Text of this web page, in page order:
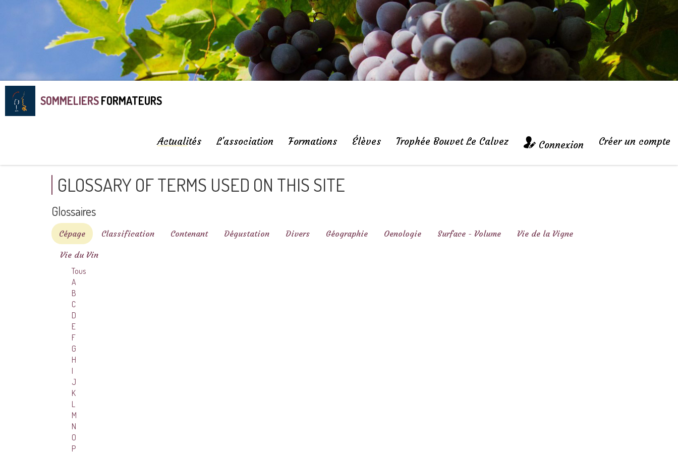
SOMMELIERSFORMATEURS
Actualités L'association Formations Élèves Trophée Bouvet Le Calvez Connexion Créer un compte
GLOSSARY OF TERMS USED ON THIS SITE
Glossaires
Cépage Classification Contenant Dégustation Divers Géographie Oenologie Surface - Volume Vie de la Vigne
Vie du Vin
Tous
A
B
C
D
E
F
G
H
I
J
K
L
M
N
O
P